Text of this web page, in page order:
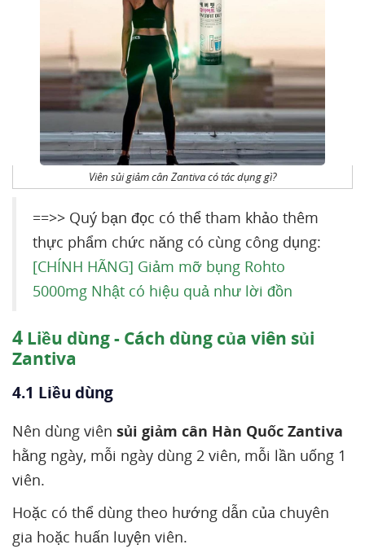
Viên sủi giảm cân Zantiva có tác dụng gì?
==>> Quý bạn đọc có thể tham khảo thêm
thực phẩm chức năng có cùng công dụng:
[CHÍNH HÃNG] Giảm mỡ bụng Rohto
5000mg Nhật có hiệu quả như lời đồn
4 Liều dùng - Cách dùng của viên sủi
Zantiva
4.1 Liều dùng
Nên dùng viên sủi giảm cân Hàn Quốc Zantiva
hằng ngày, mỗi ngày dùng 2 viên, mỗi lần uống 1
viên.
Hoặc có thể dùng theo hướng dẫn của chuyên
gia hoặc huấn luyện viên.